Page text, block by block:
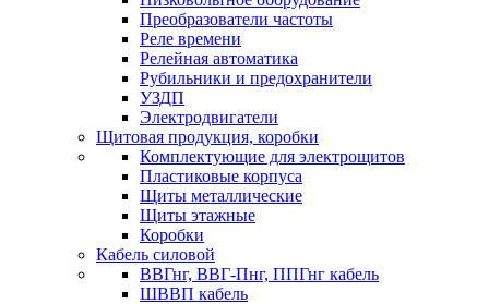
Преобразователи частоты
Реле времени
Релейная автоматика
Рубильники и предохранители
УЗДП
Электродвигатели
Щитовая продукция, коробки
Комплектующие для электрощитов
Пластиковые корпуса
Щиты металлические
Щиты этажные
Коробки
Кабель силовой
ВВГнг, ВВГ-Пнг, ППГнг кабель
ШВВП кабель